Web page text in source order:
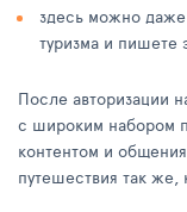
здесь можно
туризма и пишете
После авторизации
с широким набором
контентом и
путешествия так же,